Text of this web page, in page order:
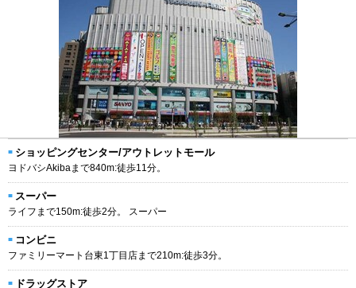
ショッピングセンター/アウトレットモール
ヨドバシAkibaまで840m:徒歩11分。
スーパー
ライフまで150m:徒歩2分。 スーパー
コンビニ
ファミリーマート台東1丁目店まで210m:徒歩3分。
ドラッグストア